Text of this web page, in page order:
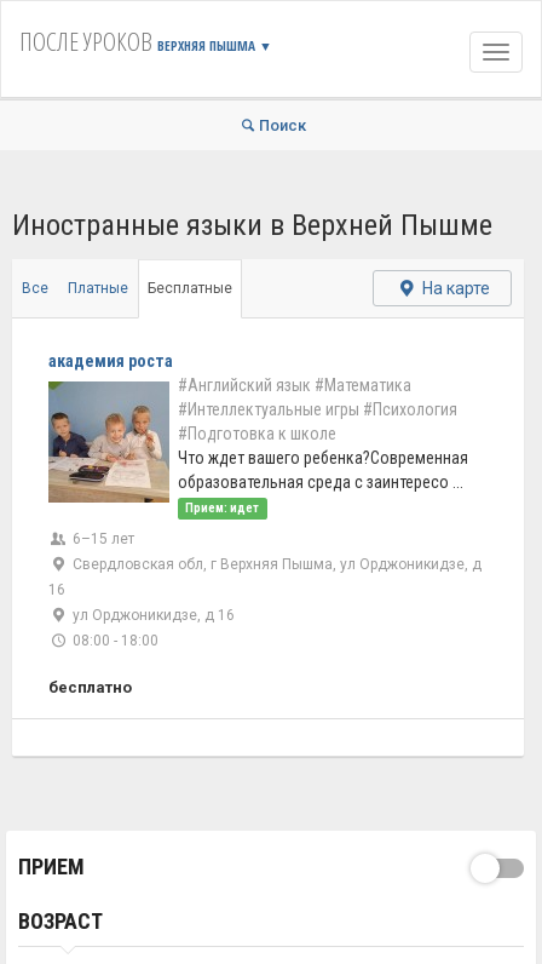
ПОСЛЕ УРОКОВ ВЕРХНЯЯ ПЫШМА ▼
Поиск
Иностранные языки в Верхней Пышме
Все Платные Бесплатные На карте
академия роста
#Английский язык #Математика
#Интеллектуальные игры #Психология
#Подготовка к школе
Что ждет вашего ребенка?Современная
образовательная среда с заинтересо ...
Прием: идет
6–15 лет
Свердловская обл, г Верхняя Пышма, ул Орджоникидзе, д
16
ул Орджоникидзе, д 16
08:00 - 18:00
бесплатно
ПРИЕМ
ВОЗРАСТ